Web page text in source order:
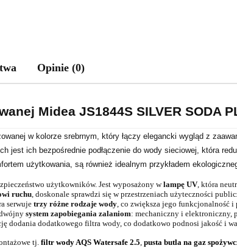
Opinie (0)
Midea JS1844S SILVER SODA
w kolorze srebrnym, który łączy elegancki wygląd z
jest ich bezpośrednie podłączenie do wody sieciowej, która
użytkowania, są również idealnym przykładem
użytkowników. Jest wyposażony wlampę UV, która
ruchu, doskonale sprawdzi się w przestrzeniach użyteczności
serwujetrzy różne rodzaje wody, co zwiększa jego funkcjonalność
system zapobiegania zalaniom: mechaniczny i elektroniczny,
dodania dodatkowego filtra wody, co dodatkowo podnosi jakość i
tj.filtr wody AQS Watersafe 2.5, pusta butla na gaz